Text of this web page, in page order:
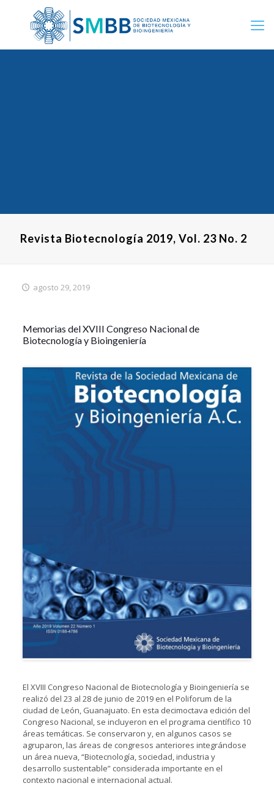
Revista Biotecnología 2019, Vol. 23 No. 2
agosto 29, 2019
Memorias del XVIII Congreso Nacional de
Biotecnología y Bioingeniería
El XVIII Congreso Nacional de Biotecnología y Bioingeniería se
realizó del 23 al 28 de junio de 2019 en el Poliforum de la
ciudad de León, Guanajuato. En esta decimoctava edición del
Congreso Nacional, se incluyeron en el programa científico 10
áreas temáticas. Se conservaron y, en algunos casos se
agruparon, las áreas de congresos anteriores integrándose
un área nueva, “Biotecnología, sociedad, industria y
desarrollo sustentable” considerada importante en el
contexto nacional e internacional actual.